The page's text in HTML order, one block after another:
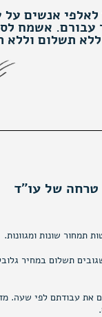
אנשים על
עבורם. אשמח
תשלום וללא
טרחה של עו"ד
תמחור שונות ומגוונות.
תשלום במחיר
את עבודתם לפי שעה.